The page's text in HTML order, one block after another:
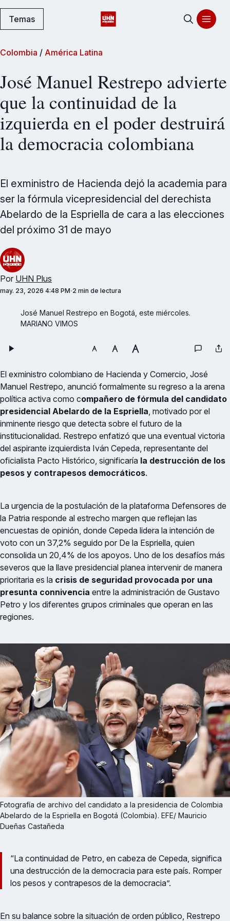
Temas
Colombia / América Latina
José Manuel Restrepo advierte
que la continuidad de la
izquierda en el poder destruirá
la democracia colombiana
El exministro de Hacienda dejó la academia para
ser la fórmula vicepresidencial del derechista
Abelardo de la Espriella de cara a las elecciones
del próximo 31 de mayo
Por UHN Plus
may. 23, 2026 4:48 PM 2 min de lectura
José Manuel Restrepo en Bogotá, este miércoles.
MARIANO VIMOS
El exministro colombiano de Hacienda y Comercio, José
Manuel Restrepo, anunció formalmente su regreso a la arena
política activa como compañero de fórmula del candidato
presidencial Abelardo de la Espriella, motivado por el
inminente riesgo que detecta sobre el futuro de la
institucionalidad. Restrepo enfatizó que una eventual victoria
del aspirante izquierdista Iván Cepeda, representante del
oficialista Pacto Histórico, significaría la destrucción de los
pesos y contrapesos democráticos.
La urgencia de la postulación de la plataforma Defensores de
la Patria responde al estrecho margen que reflejan las
encuestas de opinión, donde Cepeda lidera la intención de
voto con un 37,2% seguido por De la Espriella, quien
consolida un 20,4% de los apoyos. Uno de los desafíos más
severos que la llave presidencial planea intervenir de manera
prioritaria es la crisis de seguridad provocada por una
presunta connivencia entre la administración de Gustavo
Petro y los diferentes grupos criminales que operan en las
regiones.
Fotografía de archivo del candidato a la presidencia de Colombia
Abelardo de la Espriella en Bogotá (Colombia). EFE/ Mauricio
Dueñas Castañeda
“La continuidad de Petro, en cabeza de Cepeda, significa
una destrucción de la democracia para este país. Romper
los pesos y contrapesos de la democracia”.
En su balance sobre la situación de orden público, Restrepo